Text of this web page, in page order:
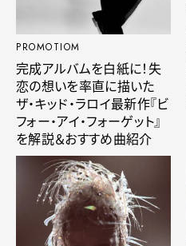
PROMOTIOM
完成アルバムを白紙に！失
恋の想いを率直に描いた
ザ・キッド・ラロイ最新作『ビ
フォー・アイ・フォーゲット』
を解説＆おすすめ曲紹介